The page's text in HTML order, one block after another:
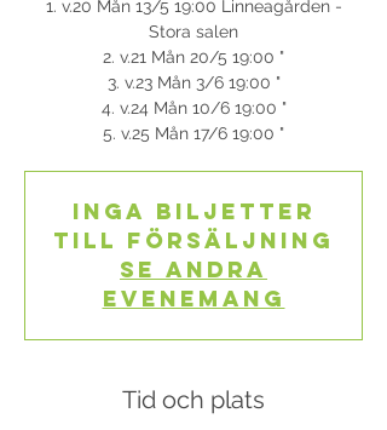
1. v.20 Mån 13/5 19:00 Linneagården -
Stora salen
2. v.21 Mån 20/5 19:00 "
3. v.23 Mån 3/6 19:00 "
4. v.24 Mån 10/6 19:00 "
5. v.25 Mån 17/6 19:00 "
Inga biljetter
till försäljning
Se andra
evenemang
Tid och plats